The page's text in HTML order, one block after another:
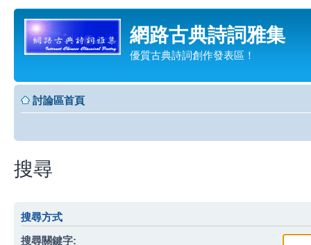
網路古典詩詞雅集
優質古典詩詞創作發表區！
討論區首頁
搜尋
搜尋方式
搜尋關鍵字: